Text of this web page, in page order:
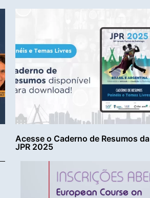
Acesse o Caderno de Resumos da
JPR 2025